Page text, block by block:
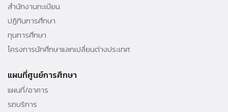
สำนักงานทะเบียน
ปฏิทินการศึกษา
ทุนการศึกษา
โครงการนักศึกษาแลกเปลี่ยนต่างประเทศ
แผนที่ศูนย์การศึกษา
แผนที่/อาคาร
รถบริการ